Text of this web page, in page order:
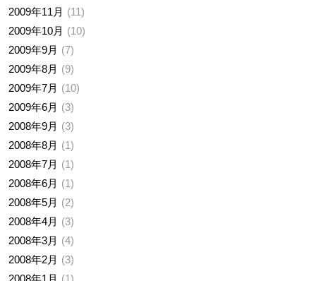
2009年11月
11
2009年10月
10
2009年9月
7
2009年8月
9
2009年7月
10
2009年6月
3
2008年9月
3
2008年8月
1
2008年7月
1
2008年6月
1
2008年5月
2
2008年4月
3
2008年3月
4
2008年2月
3
2008年1月
1